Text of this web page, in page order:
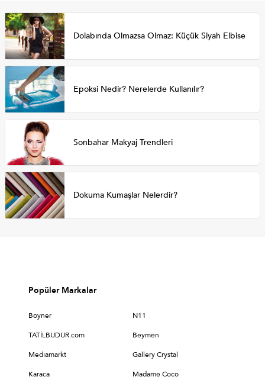
Dolabında Olmazsa Olmaz: Küçük Siyah Elbise
Epoksi Nedir? Nerelerde Kullanılır?
Sonbahar Makyaj Trendleri
Dokuma Kumaşlar Nelerdir?
Popüler Markalar
Boyner N11
TATİLBUDUR.com Beymen
Medıamarkt Gallery Crystal
Karaca Madame Coco